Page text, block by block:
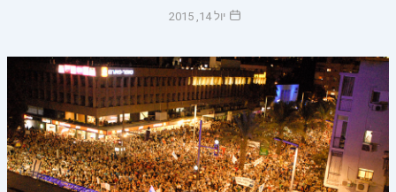
יול 14, 2015